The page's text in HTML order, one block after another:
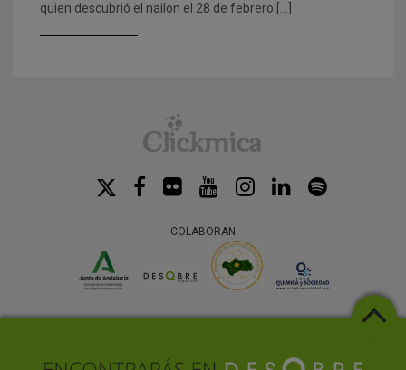
quien descubrió el nailon el 28 de febrero […]
COLABORAN